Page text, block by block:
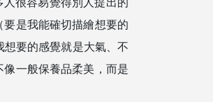
是我能確切描繪想要的
要的感覺就是大氣、不
一般保養品柔美，而是